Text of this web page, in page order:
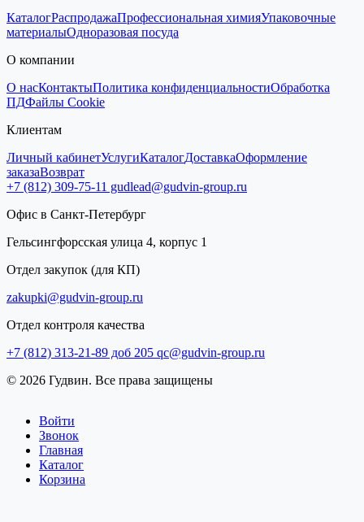
КаталогРаспродажаПрофессиональная химияУпаковочные
материалыОдноразовая посуда
О компании
О насКонтактыПолитика конфиденциальностиОбработка
ПДФайлы Cookie
Клиентам
Личный кабинетУслугиКаталогДоставкаОформление
заказаВозврат
+7 (812) 309-75-11 gudlead@gudvin-group.ru
Офис в Санкт-Петербург
Гельсингфорсская улица 4, корпус 1
Отдел закупок (для КП)
zakupki@gudvin-group.ru
Отдел контроля качества
+7 (812) 313-21-89 доб 205 qc@gudvin-group.ru
© 2026 Гудвин. Все права защищены
Войти
Звонок
Главная
Каталог
Корзина